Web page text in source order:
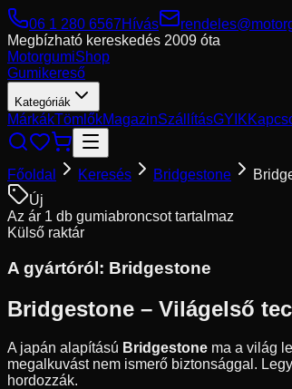
06 1 280 6567Hívás
Megbízható kereskedés 2009 óta
MotorgumiShop
Gumikereső
Kategóriák
MárkákTömlőkMagazinSzállításGYIK
Főoldal Keresés Bridgestone
Új
Az ár 1 db gumiabroncsot tartalmaz
Külső raktár
A gyártóról: Bridgestone
Bridgestone – Világelső
A japán alapítású Bridgestone ma a világ
megalkuvást nem ismerő biztonsággal.
hordozzák.